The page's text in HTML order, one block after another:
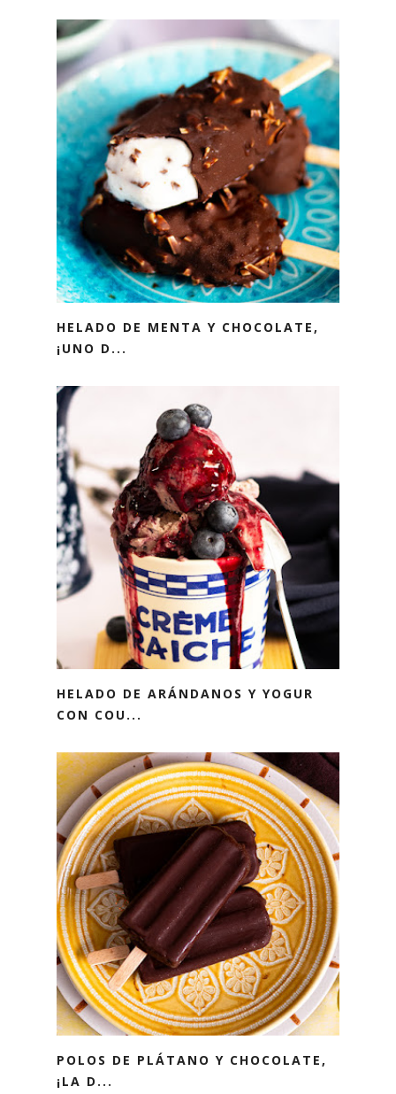
HELADO DE MENTA Y CHOCOLATE,
¡UNO D...
HELADO DE ARÁNDANOS Y YOGUR
CON COU...
POLOS DE PLÁTANO Y CHOCOLATE,
¡LA D...